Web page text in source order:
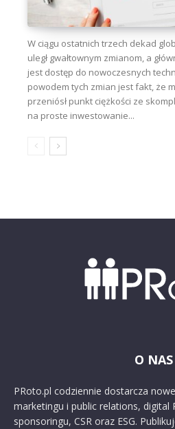
W ciągu ostatnich trzech dekad
uległ gwałtownym zmianom, a
jest dostęp do nowoczesnych
powodem tych zmian jest fakt, że
przeniósł punkt ciężkości ze
na proste inwestowanie...
O NAS
PRoto.pl codziennie dostarcza
marketingu i public relations, digital
sponsoringu, CSR oraz ESG.